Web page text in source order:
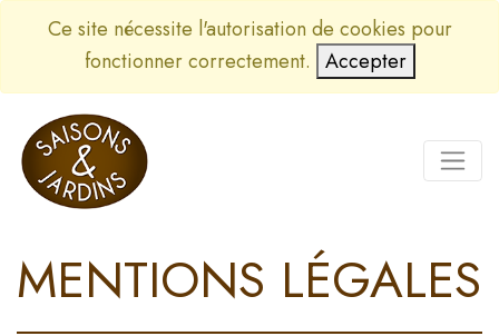
Ce site nécessite l'autorisation de cookies pour
fonctionner correctement. Accepter
MENTIONS LÉGALES